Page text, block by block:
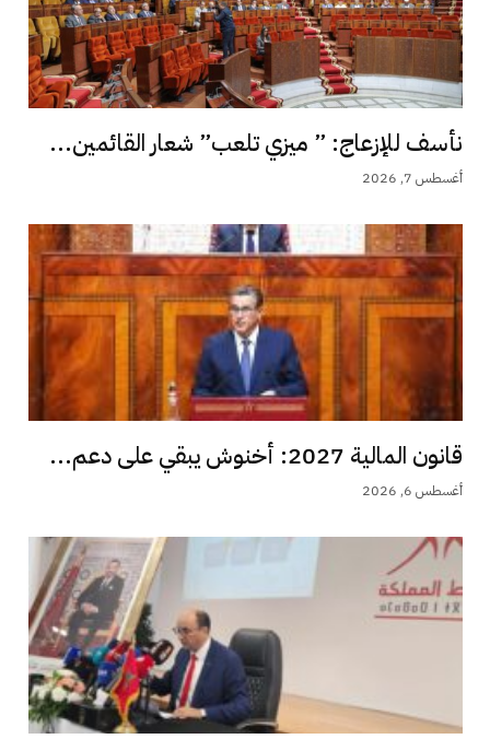
نأسف للإزعاج: ” ميزي تلعب” شعار القائمين...
أغسطس 7, 2026
قانون المالية 2027: أخنوش يبقي على دعم...
أغسطس 6, 2026